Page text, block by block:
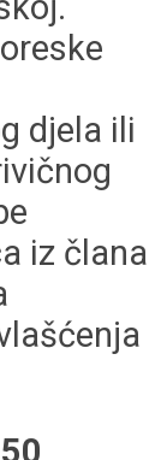
djela ili
iz člana